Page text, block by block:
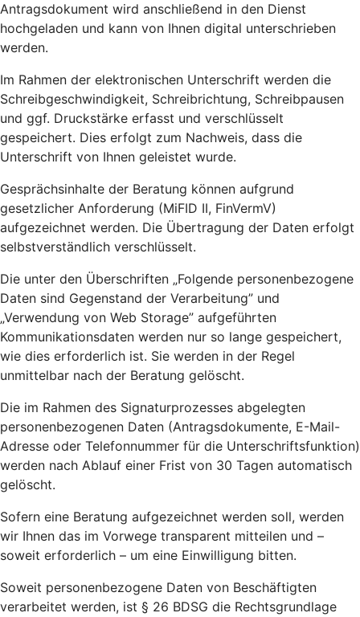
Antragsdokument wird anschließend in den Dienst
hochgeladen und kann von Ihnen digital unterschrieben
werden.
Im Rahmen der elektronischen Unterschrift werden die
Schreibgeschwindigkeit, Schreibrichtung, Schreibpausen
und ggf. Druckstärke erfasst und verschlüsselt
gespeichert. Dies erfolgt zum Nachweis, dass die
Unterschrift von Ihnen geleistet wurde.
Gesprächsinhalte der Beratung können aufgrund
gesetzlicher Anforderung (MiFID II, FinVermV)
aufgezeichnet werden. Die Übertragung der Daten erfolgt
selbstverständlich verschlüsselt.
Die unter den Überschriften „Folgende personenbezogene
Daten sind Gegenstand der Verarbeitung” und
„Verwendung von Web Storage” aufgeführten
Kommunikationsdaten werden nur so lange gespeichert,
wie dies erforderlich ist. Sie werden in der Regel
unmittelbar nach der Beratung gelöscht.
Die im Rahmen des Signaturprozesses abgelegten
personenbezogenen Daten (Antragsdokumente, E-Mail-
Adresse oder Telefonnummer für die Unterschriftsfunktion)
werden nach Ablauf einer Frist von 30 Tagen automatisch
gelöscht.
Sofern eine Beratung aufgezeichnet werden soll, werden
wir Ihnen das im Vorwege transparent mitteilen und –
soweit erforderlich – um eine Einwilligung bitten.
Soweit personenbezogene Daten von Beschäftigten
verarbeitet werden, ist § 26 BDSG die Rechtsgrundlage